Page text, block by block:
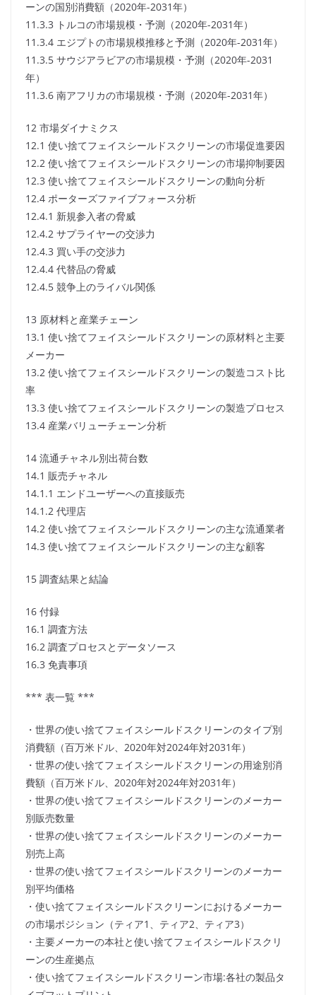
ーンの国別消費額（2020年-2031年）
11.3.3 トルコの市場規模・予測（2020年-2031年）
11.3.4 エジプトの市場規模推移と予測（2020年-2031年）
11.3.5 サウジアラビアの市場規模・予測（2020年-2031
年）
11.3.6 南アフリカの市場規模・予測（2020年-2031年）
12 市場ダイナミクス
12.1 使い捨てフェイスシールドスクリーンの市場促進要因
12.2 使い捨てフェイスシールドスクリーンの市場抑制要因
12.3 使い捨てフェイスシールドスクリーンの動向分析
12.4 ポーターズファイブフォース分析
12.4.1 新規参入者の脅威
12.4.2 サプライヤーの交渉力
12.4.3 買い手の交渉力
12.4.4 代替品の脅威
12.4.5 競争上のライバル関係
13 原材料と産業チェーン
13.1 使い捨てフェイスシールドスクリーンの原材料と主要
メーカー
13.2 使い捨てフェイスシールドスクリーンの製造コスト比
率
13.3 使い捨てフェイスシールドスクリーンの製造プロセス
13.4 産業バリューチェーン分析
14 流通チャネル別出荷台数
14.1 販売チャネル
14.1.1 エンドユーザーへの直接販売
14.1.2 代理店
14.2 使い捨てフェイスシールドスクリーンの主な流通業者
14.3 使い捨てフェイスシールドスクリーンの主な顧客
15 調査結果と結論
16 付録
16.1 調査方法
16.2 調査プロセスとデータソース
16.3 免責事項
*** 表一覧 ***
・世界の使い捨てフェイスシールドスクリーンのタイプ別
消費額（百万米ドル、2020年対2024年対2031年）
・世界の使い捨てフェイスシールドスクリーンの用途別消
費額（百万米ドル、2020年対2024年対2031年）
・世界の使い捨てフェイスシールドスクリーンのメーカー
別販売数量
・世界の使い捨てフェイスシールドスクリーンのメーカー
別売上高
・世界の使い捨てフェイスシールドスクリーンのメーカー
別平均価格
・使い捨てフェイスシールドスクリーンにおけるメーカー
の市場ポジション（ティア1、ティア2、ティア3）
・主要メーカーの本社と使い捨てフェイスシールドスクリ
ーンの生産拠点
・使い捨てフェイスシールドスクリーン市場:各社の製品タ